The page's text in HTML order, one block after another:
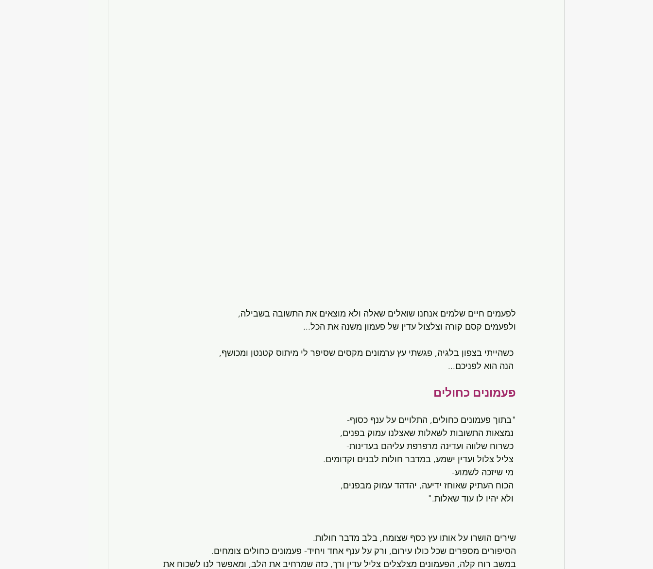
לפעמים חיים שלמים אנחנו שואלים שאלה ולא מוצאים את התשובה בשבילה,
ולפעמים קסם קורה וצלצול עדין של פעמון משנה את הכל...
פעמונים כחולים
"בתוך פעמונים כחולים, התלויים על ענף כסוף-
שירים הושרו על אותו עץ כסף שצומח, בלב מדבר חולות.
הסיפורים מספרים שכל כולו עירום, ורק על ענף אחד ויחיד- פעמונים כחולים צומחים.
במשב רוח קלה, הפעמונים מצלצלים צליל עדין ורך, כזה שמרחיב את הלב, ומאפשר לנו לשכוח את